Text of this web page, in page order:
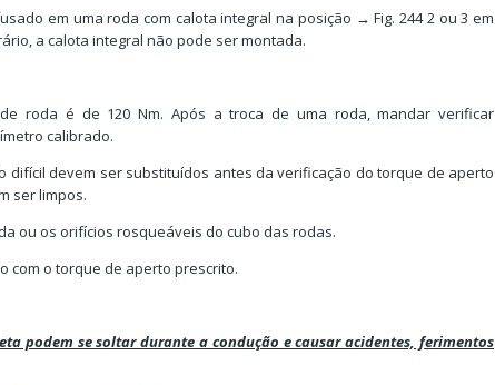
em uma roda com calota integral na posição → Fig. 244 2 ou 3 em
a calota integral não pode ser montada.
roda é de 120 Nm. Após a troca de uma roda, mandar verificar
calibrado.
devem ser substituídos antes da verificação do torque de aperto
ser limpos.
ou os orifícios rosqueáveis do cubo das rodas.
com o torque de aperto prescrito.
podem se soltar durante a condução e causar acidentes, ferimentos